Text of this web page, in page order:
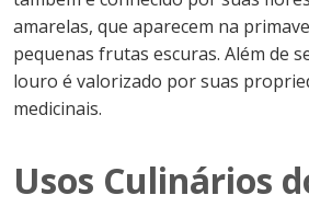
amarelas, que aparecem na
pequenas frutas escuras. Além de
louro é valorizado por suas
medicinais.
Usos Culinários